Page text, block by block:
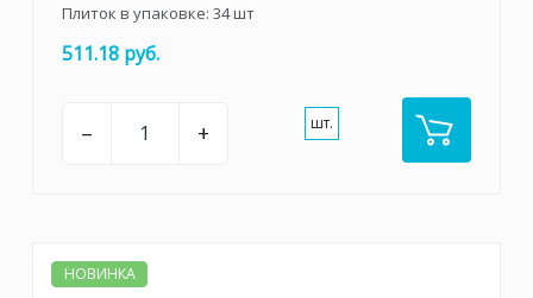
Плиток в упаковке: 34шт
511.18 руб.
– + шт.
НОВИНКА